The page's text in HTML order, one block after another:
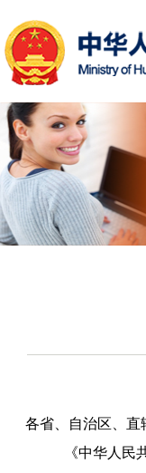
各省、自治区、直
《中华人